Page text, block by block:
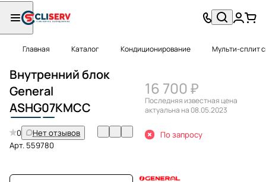
Главная Каталог Кондиционирование Мульти-сплит
Внутренний блок
General
ASHG07KMCC
0
Нет отзывов
Арт. 559780
16 700 ₽
Последняя известная цена
актуальна на 08.05.2023
По запросу